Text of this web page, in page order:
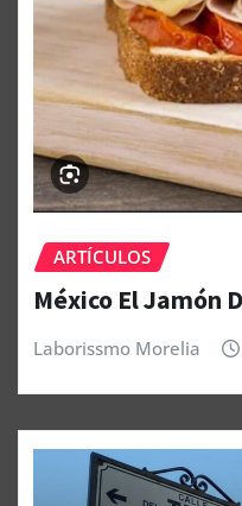
ARTÍCULOS
México El Jamón
Laborissmo Morelia